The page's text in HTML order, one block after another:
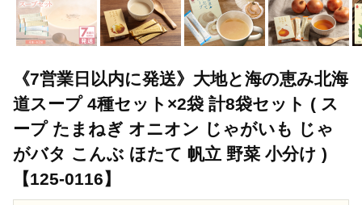
《7営業日以内に発送》大地と海の恵み北海
道スープ 4種セット×2袋 計8袋セット ( ス
ープ たまねぎ オニオン じゃがいも じゃ
がバタ こんぶ ほたて 帆立 野菜 小分け )
【125-0116】